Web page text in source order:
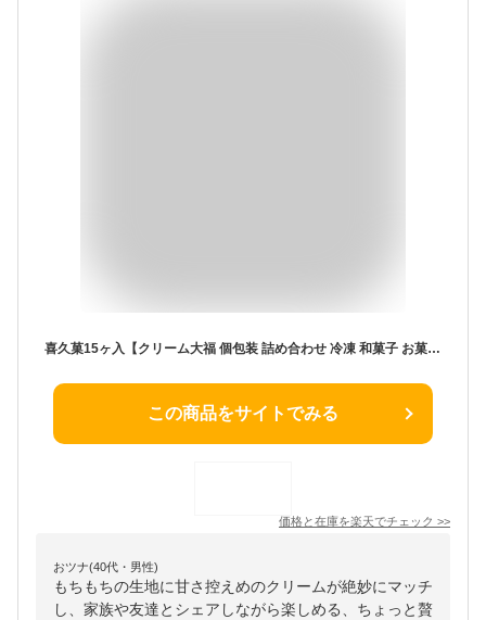
喜久菓15ヶ入【クリーム大福 個包装 詰め合わせ 冷凍 和菓子 お菓子 国産 えだまめ 枝豆 ぬたもち もち米 仙台 宮城 老舗 お土産 内祝い 出産祝い プチギフト 子供 スイーツ ギフト 手土産 お取り寄せ 】
この商品をサイトでみる
価格と在庫を楽天でチェック >>
おツナ(40代・男性)
もちもちの生地に甘さ控えめのクリームが絶妙にマッチ
し、家族や友達とシェアしながら楽しめる、ちょっと贅